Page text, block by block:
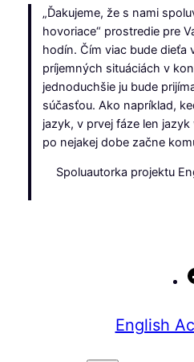
„Ďakujeme, že s nami
hovoriace“ prostredie pre
hodín. Čím viac bude dieťa
príjemných situáciách v
jednoduchšie ju bude
súčasťou. Ako napríklad,
jazyk, v prvej fáze len
po nejakej dobe začne
Spoluautorka projektu
English